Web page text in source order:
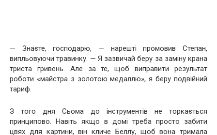
— Знаєте, господарю, — нарешті промовив Степан,
випльовуючи травинку. — Я зазвичай беру за заміну крана
триста гривень. Але за те, щоб виправити результат
роботи «майстра з золотою медаллю», я беру подвійний
тариф.
З того дня Сьома до інструментів не торкається
принципово. Навіть якщо в домі треба просто забити
цвях для картини, він кличе Беллу, щоб вона тримала